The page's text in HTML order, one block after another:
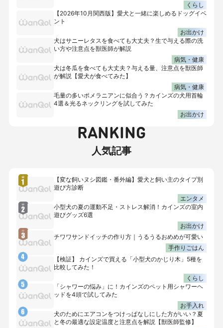
くらし
【2026年10月関西版】愛犬と一緒に楽しめるドッグイベ
ント
お出かけ
犬はサニーレタスを食べても大丈夫？生で与える際の洗
い方や注意点を獣医師が解説
病気・健康
犬は冬瓜を食べても大丈夫？与える量、注意点を獣医師
が解説【愛犬が食べてみた】
病気・健康
毛量の多いポメラニアンに似合う？カインズの犬用首輪
4選＆光るネックリングを試してみた
お出かけ
RANKING
人気記事
【変な飼いヌシ図鑑・番外編】愛犬と飼い主のタイプ別
遊び方診断
エンタメ
小型犬の夏の運動不足・ストレス解消！カインズの室内
遊びグッズ6選
お出かけ
チワワサンドイッチの作り方｜うるうるおめめが可愛い
手作りごはん
【検証】 カインズで買える「小型犬のかじり木」5種を
比較してみた！
くらし
「シャワーの悩み」に！カインズのペット用シャワーヘ
ッドを4頭で試してみた
お手入れ
犬のためにエアコンをつけっぱなしにした方がいい？夏
と冬の最適な設定温度と注意点を解説【獣医師監修】